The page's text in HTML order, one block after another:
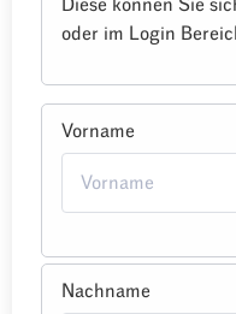
oder im Login
Vorname
Nachname